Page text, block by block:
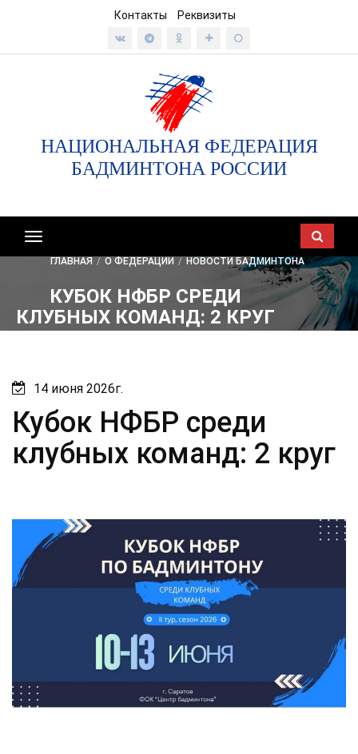
Контакты Реквизиты
НАЦИОНАЛЬНАЯ ФЕДЕРАЦИЯ
БАДМИНТОНА РОССИИ
Показать/
скрыть
ГЛАВНАЯ / О ФЕДЕРАЦИИ / НОВОСТИ БАДМИНТОНА
КУБОК НФБР СРЕДИ
КЛУБНЫХ КОМАНД: 2 КРУГ
14 июня 2026г.
Кубок НФБР среди
клубных команд: 2 круг